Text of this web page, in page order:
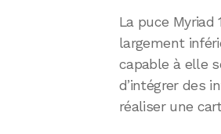
La puce Myriad
largement
capable à elle
d’intégrer des
réaliser une